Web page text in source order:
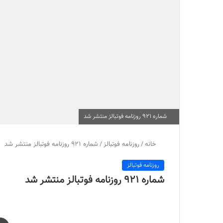
شماره 921 روزنامه فوتبالز منتشر شد
خانه/روزنامه فوتبالز/شماره 921 روزنامه فوتبالز منتشر شد
روزنامه فوتبالز
شماره 921 روزنامه فوتبالز منتشر شد